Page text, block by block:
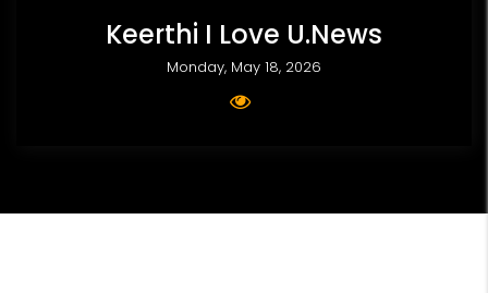
Keerthi I Love U.News
Monday, May 18, 2026